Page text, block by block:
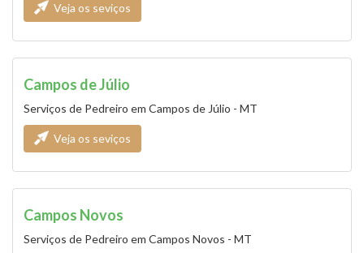
Veja os seviços
Campos de Júlio
Serviços de Pedreiro em Campos de Júlio - MT
Veja os seviços
Campos Novos
Serviços de Pedreiro em Campos Novos - MT